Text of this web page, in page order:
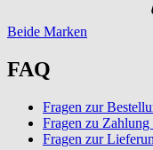
Beide Marken
FAQ
Fragen zur
Fragen zu
Fragen zur